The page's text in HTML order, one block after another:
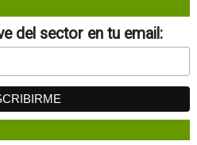
del sector en tu email: